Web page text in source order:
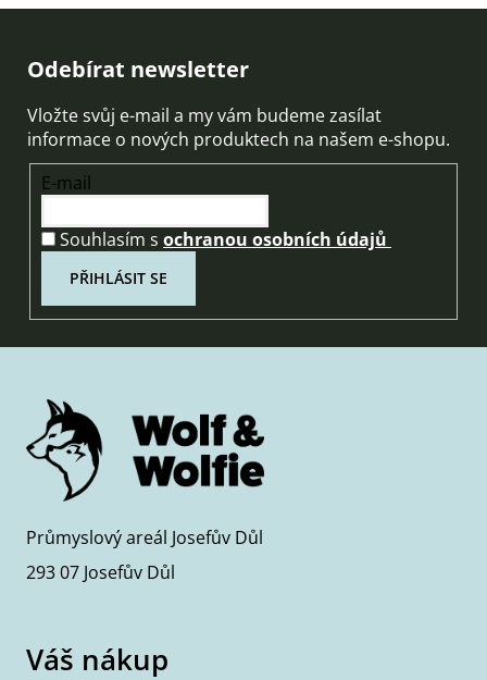
l
a
í
p
r
v
k
y
p
i
Zápatí
Odebírat newsletter
Vložte svůj e-mail a my vám budeme zasílat
informace o nových produktech na našem e-shopu.
E-mail
Souhlasím s ochranou osobních údajů
PŘIHLÁSIT SE
Průmyslový areál Josefův Důl
293 07 Josefův Důl
Váš nákup